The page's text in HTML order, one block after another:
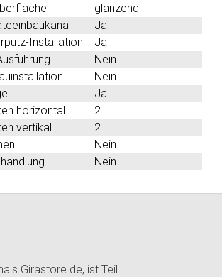
glänzend
Ja
Installation
Ja
Nein
Nein
Ja
horizontal
2
vertikal
2
Nein
Nein
Girastore.de, ist Teil